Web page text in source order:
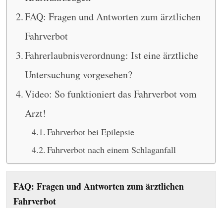
FAQ: Fragen und Antworten zum ärztlichen
Fahrverbot
Fahrerlaubnisverordnung: Ist eine ärztliche
Untersuchung vorgesehen?
Video: So funktioniert das Fahrverbot vom
Arzt!
Fahrverbot bei Epilepsie
Fahrverbot nach einem Schlaganfall
FAQ: Fragen und Antworten zum ärztlichen
Fahrverbot